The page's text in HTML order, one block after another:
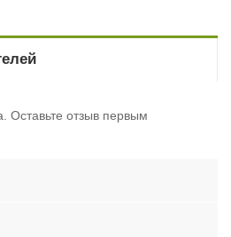
Оставьте отзыв первым